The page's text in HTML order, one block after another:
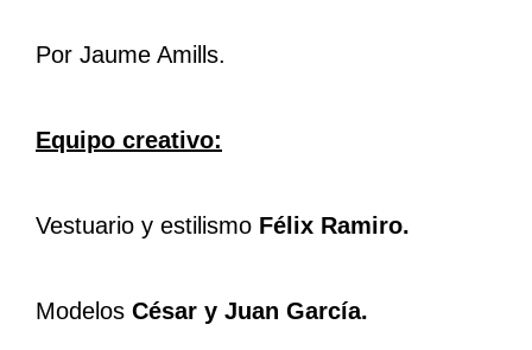
Por Jaume Amills.
Equipo creativo:
Vestuario y estilismo Félix Ramiro.
Modelos César y Juan García.